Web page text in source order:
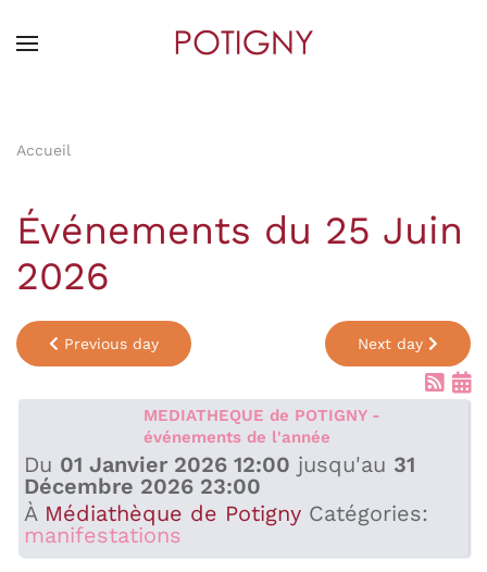
content
Accueil
Événements du 25 Juin
2026
Previous day Next day
MEDIATHEQUE de POTIGNY -
événements de l'année
Du 01 Janvier 2026 12:00 jusqu'au 31
Décembre 2026 23:00
À Médiathèque de Potigny Catégories:
manifestations